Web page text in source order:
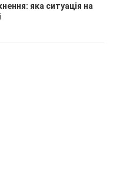
яка ситуація на